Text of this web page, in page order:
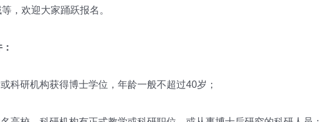
，欢迎大家踊跃报名。
科研机构获得博士学位，年龄一般不超过40岁；